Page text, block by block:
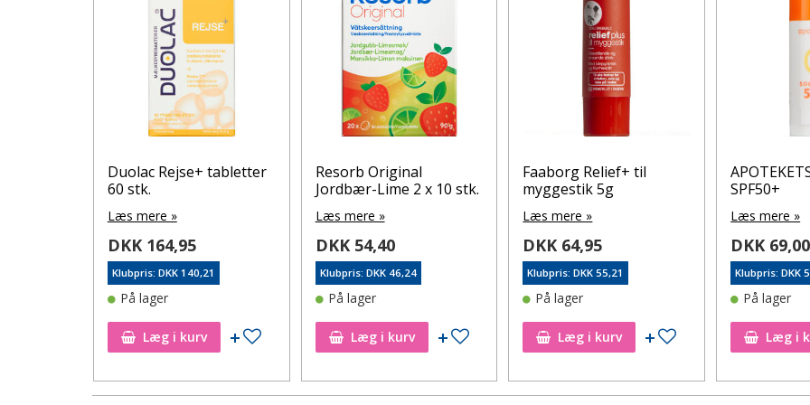
Tilføj til ønskeseddel
Duolac Rejse+ tabletter
60 stk.
Læs mere »
DKK 164,95
Klubpris: DKK 140,21
På lager
Læg i kurv Tilføj til ønskeseddel
Resorb Original
Jordbær-Lime 2 x 10 stk.
Læs mere »
DKK 54,40
Klubpris: DKK 46,24
På lager
Læg i kurv Tilføj til ønskeseddel
Faaborg Relief+ til
myggestik 5g
Læs mere »
DKK 64,95
Klubpris: DKK 55,21
På lager
Læg i kurv Tilføj til ønskeseddel
SPF50+
Læs mere »
DKK 69,00
Klubpris: DKK
På lager
Læg i